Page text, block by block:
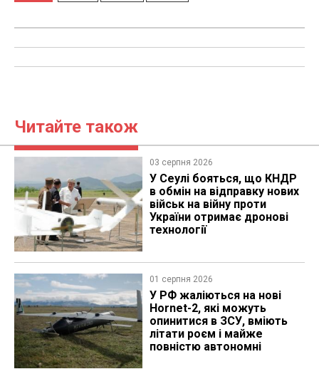
Читайте також
03 серпня 2026
У Сеулі бояться, що КНДР
в обмін на відправку нових
військ на війну проти
України отримає дронові
технології
01 серпня 2026
У РФ жаліються на нові
Hornet-2, які можуть
опинитися в ЗСУ, вміють
літати роєм і майже
повністю автономні